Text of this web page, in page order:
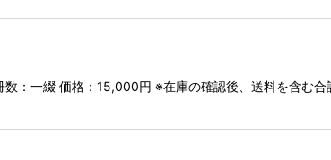
：一綴 価格：15,000円 ※在庫の確認後、送料を含む